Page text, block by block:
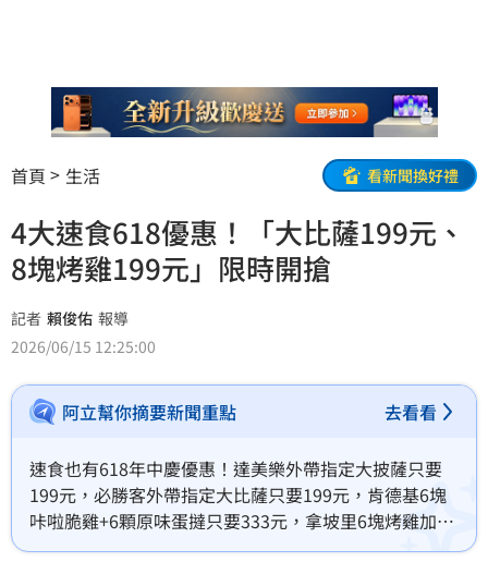
首頁 生活 看新聞換好禮
4大速食618優惠！「大比薩199元、
8塊烤雞199元」限時開搶
記者 賴俊佑 報導
2026/06/15 12:25:00
阿立幫你摘要新聞重點 去看看
速食也有618年中慶優惠！達美樂外帶指定大披薩只要
199元，必勝客外帶指定大比薩只要199元，肯德基6塊
咔啦脆雞+6顆原味蛋撻只要333元，拿坡里6塊烤雞加2
支烤雞翅套餐特惠價199元。（賴俊佑）